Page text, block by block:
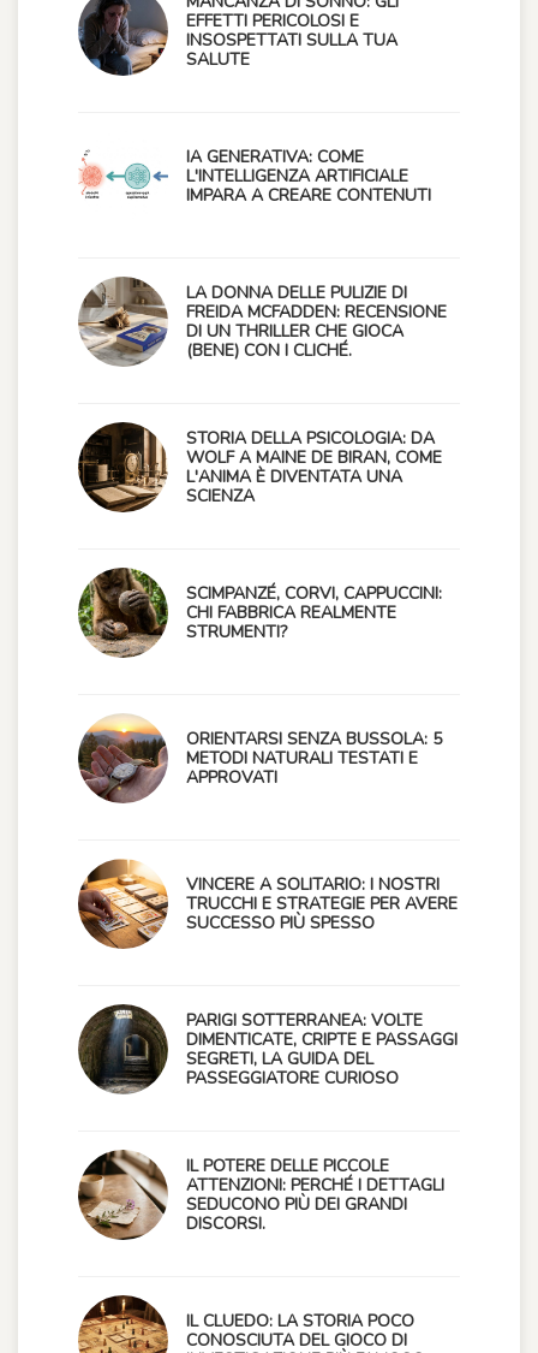
EFFETTI PERICOLOSI E
INSOSPETTATI SULLA TUA
SALUTE
IA GENERATIVA: COME
L'INTELLIGENZA ARTIFICIALE
IMPARA A CREARE CONTENUTI
LA DONNA DELLE PULIZIE DI
FREIDA MCFADDEN: RECENSIONE
DI UN THRILLER CHE GIOCA
(BENE) CON I CLICHÉ.
STORIA DELLA PSICOLOGIA: DA
WOLF A MAINE DE BIRAN, COME
L'ANIMA È DIVENTATA UNA
SCIENZA
SCIMPANZÉ, CORVI, CAPPUCCINI:
CHI FABBRICA REALMENTE
STRUMENTI?
ORIENTARSI SENZA BUSSOLA: 5
METODI NATURALI TESTATI E
APPROVATI
VINCERE A SOLITARIO: I NOSTRI
TRUCCHI E STRATEGIE PER AVERE
SUCCESSO PIÙ SPESSO
PARIGI SOTTERRANEA: VOLTE
DIMENTICATE, CRIPTE E PASSAGGI
SEGRETI, LA GUIDA DEL
PASSEGGIATORE CURIOSO
IL POTERE DELLE PICCOLE
ATTENZIONI: PERCHÉ I DETTAGLI
SEDUCONO PIÙ DEI GRANDI
DISCORSI.
IL CLUEDO: LA STORIA POCO
CONOSCIUTA DEL GIOCO DI